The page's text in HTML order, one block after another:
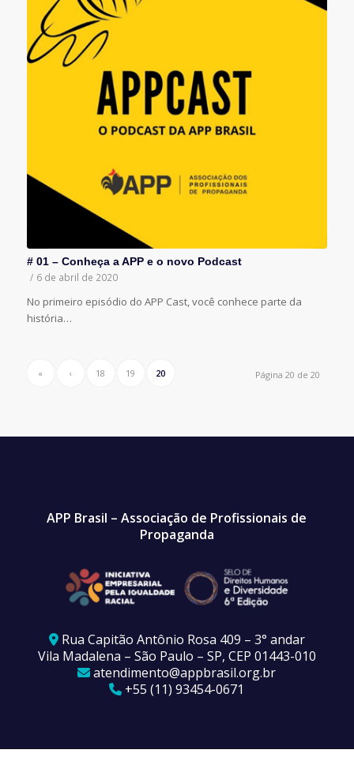
# 01 – Conheça a APP e o novo Podcast
/ 6 de abril de 2020
No primeiro episódio do APP Cast, você conhece parte da
história…
Página 20 de 20
« ‹ 18 19 20
APP Brasil – Associação de Profissionais de
Propaganda
Rua Capitão Antônio Rosa 409 – 3° andar
Vila Madalena – São Paulo – SP, CEP 01443-010
atendimento@appbrasil.org.br
+55 (11) 93454-0671